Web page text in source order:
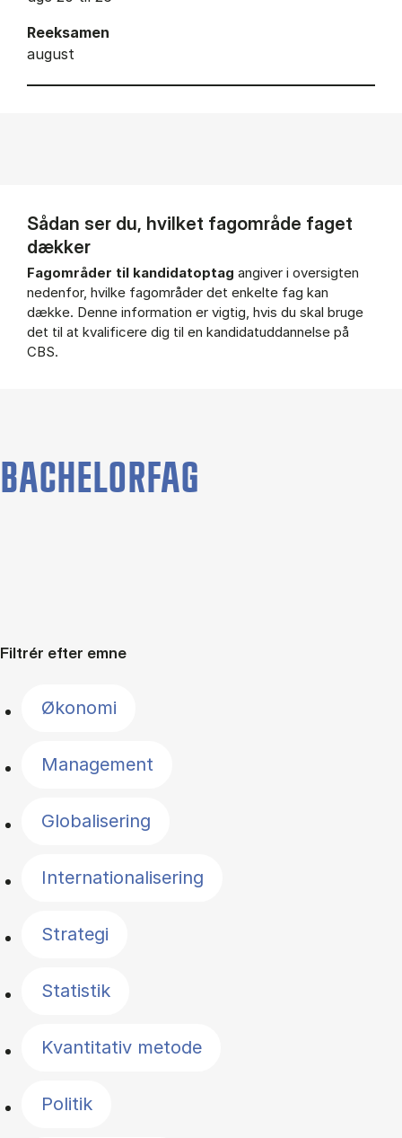
Reeksamen
august
Sådan ser du, hvilket fagområde faget
dækker
Fagområder til kandidatoptag angiver i oversigten
nedenfor, hvilke fagområder det enkelte fag kan
dække. Denne information er vigtig, hvis du skal bruge
det til at kvalificere dig til en kandidatuddannelse på
CBS.
BACHELORFAG
Filtrér efter emne
Økonomi
Management
Globalisering
Internationalisering
Strategi
Statistik
Kvantitativ metode
Politik